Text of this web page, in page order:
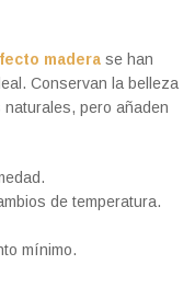
madera se han
Conservan la belleza
pero añaden
de temperatura.
mínimo.